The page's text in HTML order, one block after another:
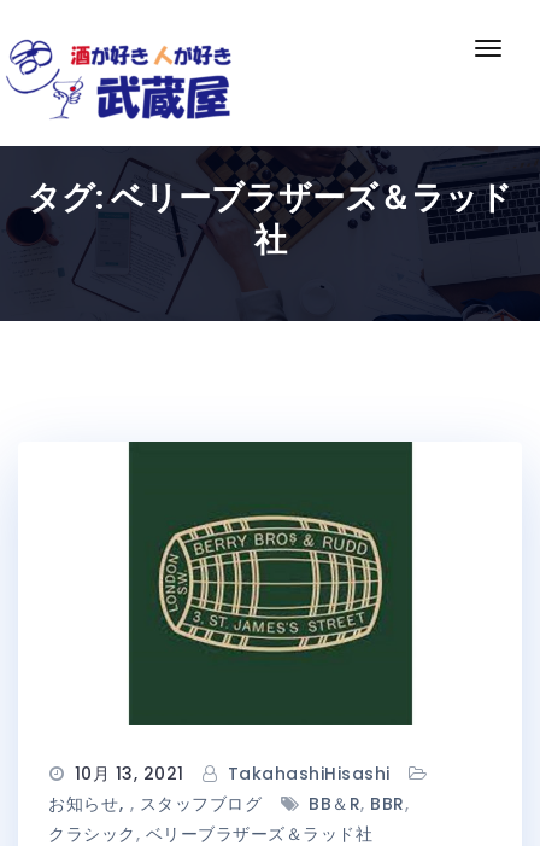
to
content
ナ
ー
ョ
ン
り
替
タグ:ベリーブラザーズ＆ラッド
社
10月 13, 2021
TakahashiHisashi
お知らせ , スタッフブログ BB＆R, BBR,
クラシック, ベリーブラザーズ＆ラッド社